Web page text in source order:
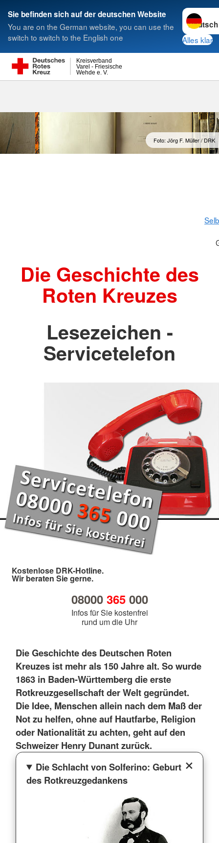
Sie befinden sich auf der deutschen Website
You are on the German website, you can use the
switch to switch to the English one
Sprache
Alles klar
Wehde e. V.
Varel - Friesische
Kreisverband
Suche
Foto: Jörg F. Müller / DRK
Die Geschichte des
Roten Kreuzes
Lesezeichen -
Servicetelefon
Kostenlose DRK-Hotline.
Wir beraten Sie gerne.
08000 365000
Infos für Sie kostenfrei
rund um die Uhr
Die Geschichte des Deutschen Roten
Kreuzes ist mehr als 150 Jahre alt. So wurde
1863 in Baden-Württemberg die erste
Rotkreuzgesellschaft der Welt gegründet.
Die Idee, Menschen allein nach dem Maß der
Not zu helfen, ohne auf Hautfarbe, Religion
oder Nationalität zu achten, geht auf den
Schweizer Henry Dunant zurück.
Die Schlacht von Solferino: Geburt
des Rotkreuzgedankens